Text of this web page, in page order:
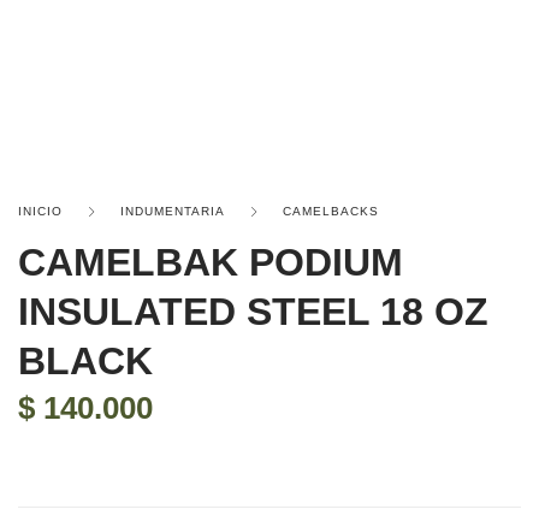
INICIO INDUMENTARIA CAMELBACKS
CAMELBAK PODIUM
INSULATED STEEL 18 OZ
BLACK
$ 140.000